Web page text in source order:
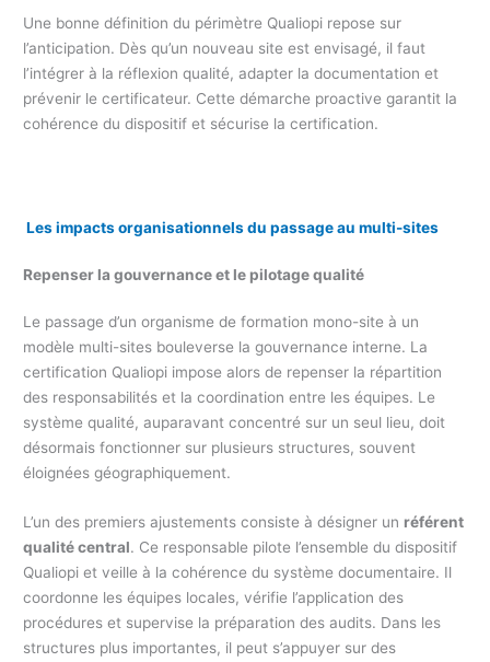
Une bonne définition du périmètre Qualiopi repose sur
l’anticipation. Dès qu’un nouveau site est envisagé, il faut
l’intégrer à la réflexion qualité, adapter la documentation et
prévenir le certificateur. Cette démarche proactive garantit la
cohérence du dispositif et sécurise la certification.
Les impacts organisationnels du passage au multi-sites
Repenser la gouvernance et le pilotage qualité
Le passage d’un organisme de formation mono-site à un
modèle multi-sites bouleverse la gouvernance interne. La
certification Qualiopi impose alors de repenser la répartition
des responsabilités et la coordination entre les équipes. Le
système qualité, auparavant concentré sur un seul lieu, doit
désormais fonctionner sur plusieurs structures, souvent
éloignées géographiquement.
L’un des premiers ajustements consiste à désigner un référent
qualité central. Ce responsable pilote l’ensemble du dispositif
Qualiopi et veille à la cohérence du système documentaire. Il
coordonne les équipes locales, vérifie l’application des
procédures et supervise la préparation des audits. Dans les
structures plus importantes, il peut s’appuyer sur des